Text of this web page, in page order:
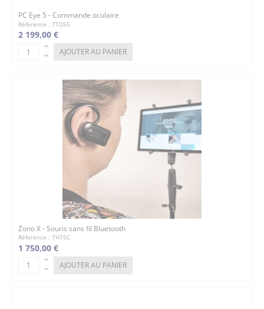
PC Eye 5 - Commande oculaire
Réference : 7TD55
2 199,00 €
AJOUTER AU PANIER
Zono X - Souris sans fil Bluetooth
Réference : 7H75C
1 750,00 €
AJOUTER AU PANIER